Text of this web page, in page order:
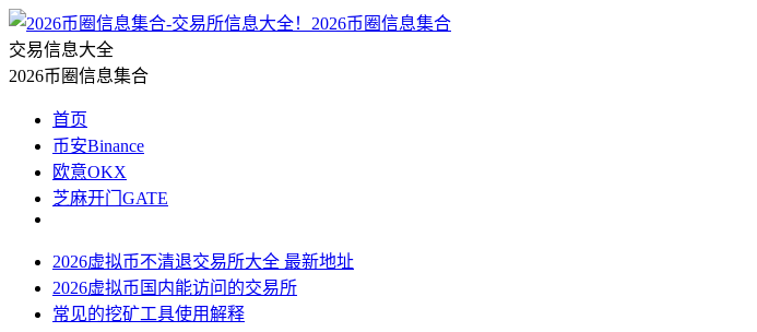
2026币圈信息集合
交易信息大全
2026币圈信息集合
首页
币安Binance
欧意OKX
芝麻开门GATE
2026虚拟币不清退交易所大全 最新地址
2026虚拟币国内能访问的交易所
常见的挖矿工具使用解释